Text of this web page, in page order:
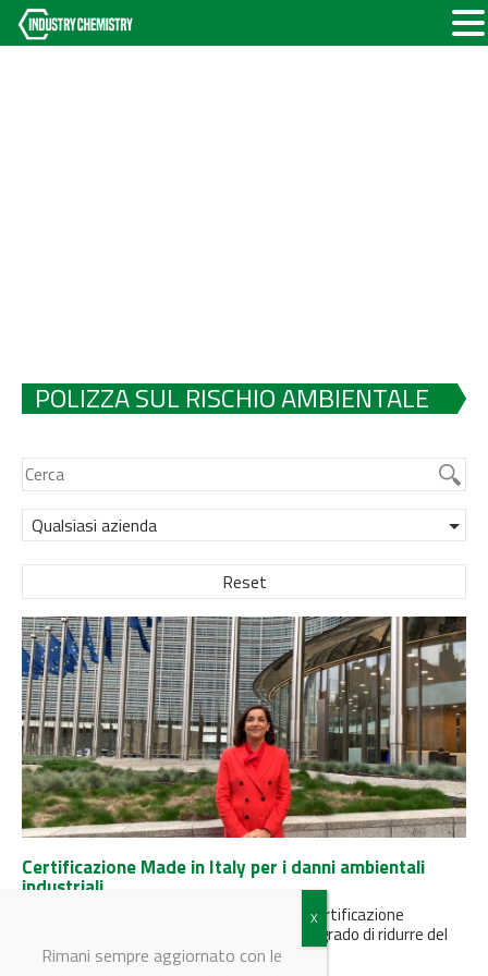
POLIZZA SUL RISCHIO AMBIENTALE
Qualsiasi azienda
Reset
Certificazione Made in Italy per i danni ambientali
industriali
Presentata alla Commissione Europea la certificazione
'Ambiente Protetto' - PdR UNI 107:2021, in grado di ridurre del
73% i casi...
Rimani sempre aggiornato con le